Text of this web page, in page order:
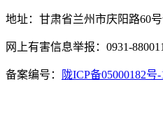
地址：甘肃省兰州市庆阳路60
网上有害信息举报：0931-
备案编号： 陇ICP备05000182号-